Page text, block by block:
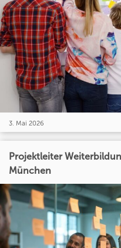
3. Mai 2026
Projektleiter
München